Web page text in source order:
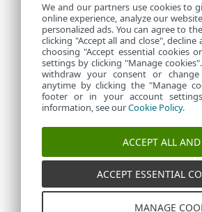
We and our partners use cookies to
online experience, analyze our
personalized ads. You can agree to
clicking "Accept all and close",
choosing "Accept essential cookies
settings by clicking "Manage
withdraw your consent or
anytime by clicking the "Manage
footer or in your account
information, see ourCookie Policy.
ACCEPT ALL
ACCEPT ESSENTIAL
MANAGE